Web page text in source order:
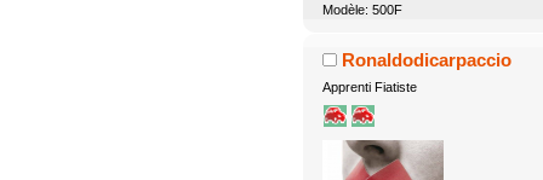
Modèle: 500F
Ronaldodicarpaccio
Apprenti Fiatiste